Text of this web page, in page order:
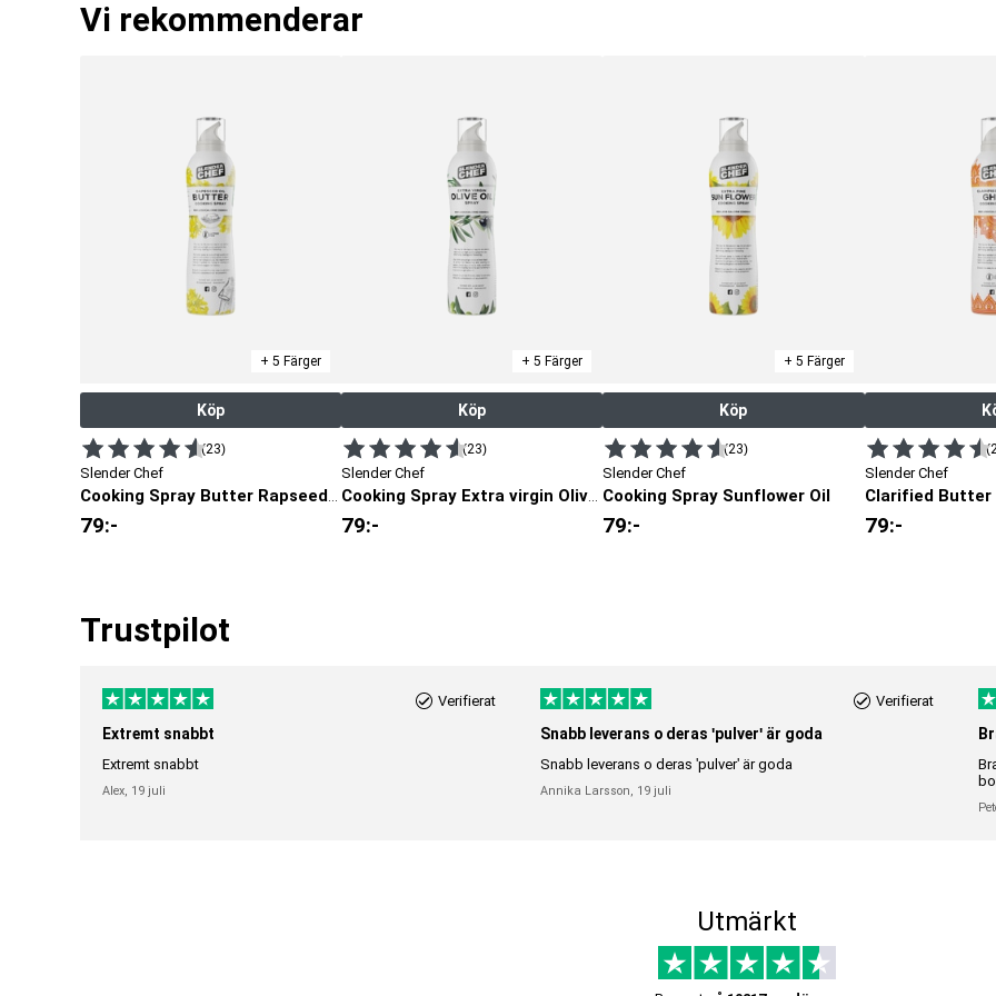
Vi rekommenderar
+ 5 Färger
Köp
(23)
Slender Chef
79:-
+ 5 Färger
Köp
(23)
Slender Chef
79:-
+ 5 Färger
Köp
(23)
Slender Chef
Cooking Spray Sunflower Oil
79:-
Slender Chef
79:-
Trustpilot
Verifierat
Extremt snabbt
Extremt snabbt
Alex, 19 juli
Verifierat
Snabb leverans o deras 'pulver' är goda
Snabb leverans o deras 'pulver' är goda
Annika Larsson, 19 juli
Utmärkt